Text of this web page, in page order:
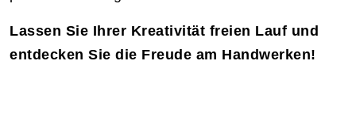
Lassen Sie Ihrer Kreativität freien Lauf und
entdecken Sie die Freude am Handwerken!